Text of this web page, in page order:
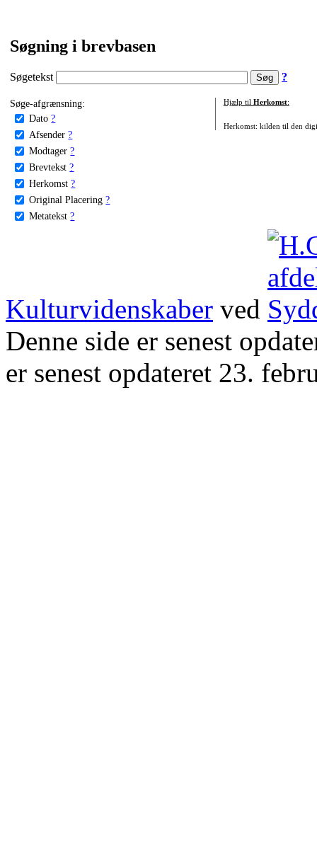
Søgning i brevbasen
Søgetekst ?
Søge-afgrænsning:
Dato ?
Afsender ?
Modtager ?
Brevtekst ?
Herkomst ?
Original Placering ?
Metatekst ?
Hjælp til Herkomst:
Herkomst: kilden til den
Kulturvidenskaber ved
Denne side er senest
er senest opdateret 23.